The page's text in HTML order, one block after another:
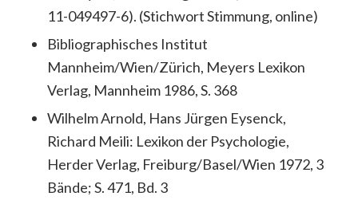
11-049497-6). (Stichwort Stimmung, online)
Bibliographisches Institut
Mannheim/Wien/Zürich, Meyers Lexikon
Verlag, Mannheim 1986, S. 368
Wilhelm Arnold, Hans Jürgen Eysenck,
Richard Meili: Lexikon der Psychologie,
Herder Verlag, Freiburg/Basel/Wien 1972, 3
Bände; S. 471, Bd. 3